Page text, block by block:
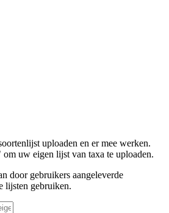
uploaden en er mee werken.
uw eigen lijst van taxa te uploaden.
door gebruikers aangeleverde
lijsten gebruiken.